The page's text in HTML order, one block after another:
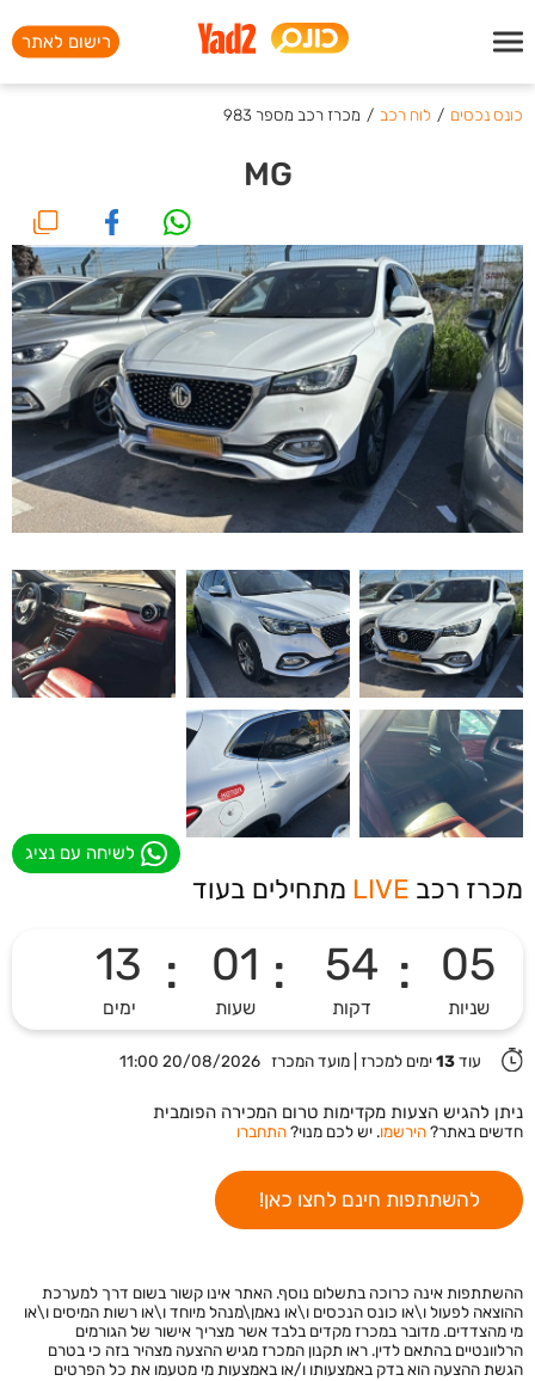
רישום לאתר
כונס נכסים / לוח רכב / מכרז רכב מספר 983
MG
מכרז רכב LIVE מתחילים בעוד
לשיחה עם נציג
13
ימים
: 01
שעות
: 54
דקות
: 05
שניות
עוד13ימים למכרז מועד המכרז 20/08/2026 11:00
ניתן להגיש הצעות מקדימות טרום המכירה הפומבית
חדשים באתר?הירשמו. יש לכם מנוי?התחברו
להשתתפות חינם לחצו כאן!
ההשתתפות אינה כרוכה בתשלום נוסף. האתר אינו קשור בשום דרך למערכת
ההוצאה לפעול ו\או כונס הנכסים ו\או נאמן\מנהל מיוחד ו\או רשות המיסים ו\או
מי מהצדדים. מדובר במכרז מקדים בלבד אשר מצריך אישור של הגורמים
הרלוונטיים בהתאם לדין. ראו תקנון המכרז מגיש ההצעה מצהיר בזה כי בטרם
הגשת ההצעה הוא בדק באמצעותו ו/או באמצעות מי מטעמו את כל הפרטים